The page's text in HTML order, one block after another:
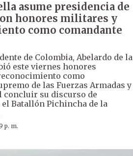
asume presidencia de
honores militares y
como comandante
de Colombia, Abelardo de la
este viernes honores
como
de las Fuerzas Armadas y
concluir su discurso de
Batallón Pichincha de la
p. m.